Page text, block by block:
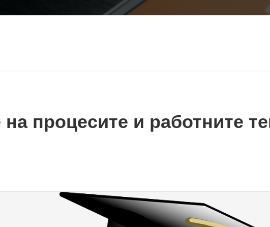
процесите и работните